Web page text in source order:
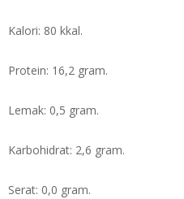
Kalori: 80 kkal.
Protein: 16,2 gram.
Lemak: 0,5 gram.
Karbohidrat: 2,6 gram.
Serat: 0,0 gram.